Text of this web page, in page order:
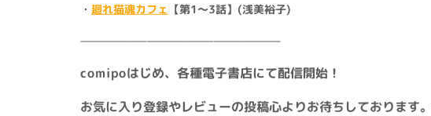
・ 廻れ猫魂カフェ 【第1～3話】(浅美裕子)
——————–——————–——————–
comipoはじめ、各種電子書店にて配信開始！
お気に入り登録やレビューの投稿心よりお待ちしております。